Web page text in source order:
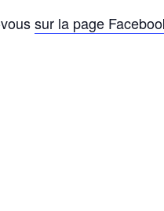
sur la page